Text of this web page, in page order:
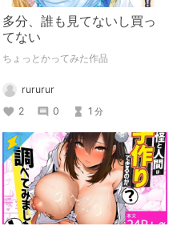
多分、誰も見てないし買っ
てない
ちょっとかってみた作品
rururur
2
0 1 分